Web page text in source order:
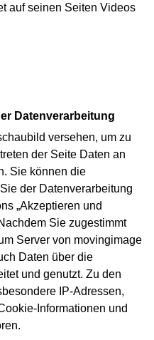
auf seinen Seiten Videos
Datenverarbeitung
versehen, um zu
der Seite Daten an
Sie können die
der Datenverarbeitung
„Akzeptieren und
Sie zugestimmt
Server von movingimage
Daten über die
und genutzt. Zu den
IP-Adressen,
Informationen und